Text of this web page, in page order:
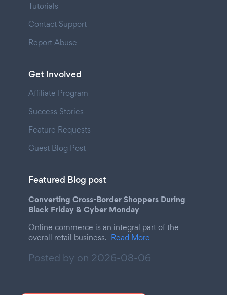
Tutorials
Contact Support
Report Abuse
Get Involved
Affiliate Program
Success Stories
Feature Requests
Guest Blog Post
Featured Blog post
Converting Cross-Border Shoppers During
Black Friday & Cyber Monday
Online commerce is an integral part of the
overall retail business. Read More
Posted by on 2026-08-06